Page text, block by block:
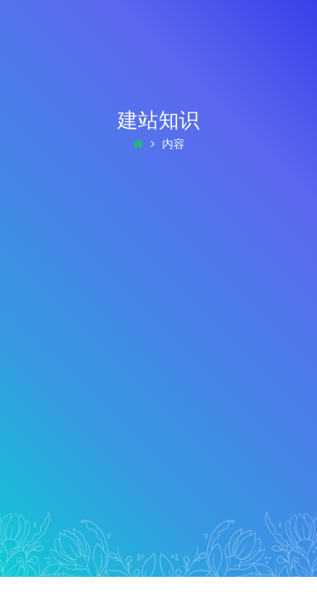
建站知识
内容